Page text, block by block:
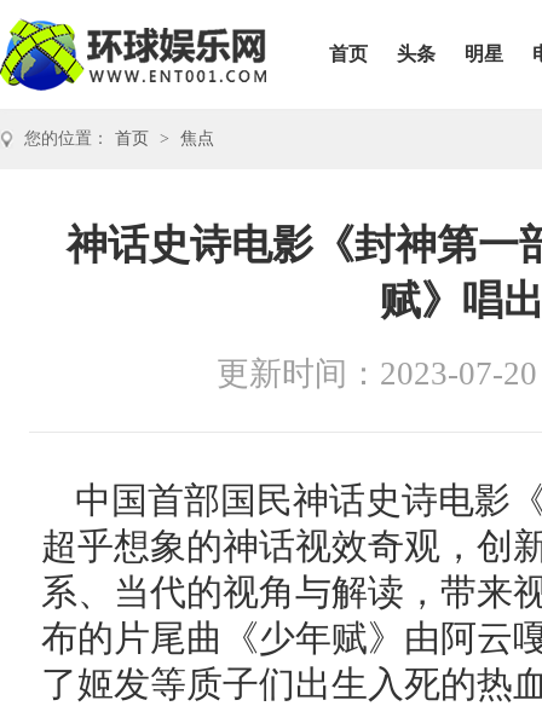
首页 头条 明星
您的位置： 首页 > 焦点
神话史诗电影《封神第一
赋》唱
更新时间：2023-07-20
中国首部国民神话史诗电影
超乎想象的神话视效奇观，创
系、当代的视角与解读，带来
布的片尾曲《少年赋》由阿云
了姬发等质子们出生入死的热